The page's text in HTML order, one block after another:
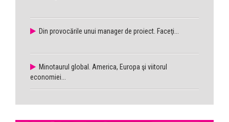
Din provocările unui manager de proiect. Faceţi...
Minotaurul global. America, Europa şi viitorul
economiei...